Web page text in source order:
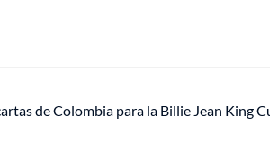
de Colombia para la Billie Jean King